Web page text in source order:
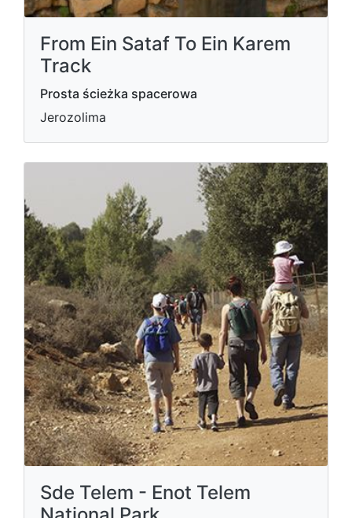
From Ein Sataf To Ein Karem
Track
Prosta ścieżka spacerowa
Jerozolima
Sde Telem - Enot Telem